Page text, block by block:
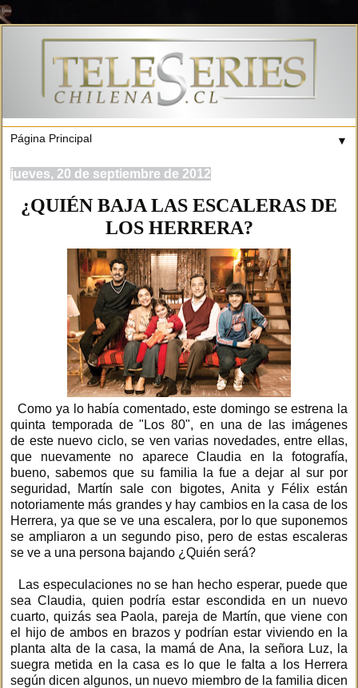
▼
jueves, 20 de septiembre de 2012
¿QUIÉN BAJA LAS ESCALERAS DE
LOS HERRERA?
Como ya lo había comentado, este domingo se estrena la
quinta temporada de "Los 80", en una de las imágenes
de este nuevo ciclo, se ven varias novedades, entre ellas,
que nuevamente no aparece Claudia en la fotografía,
bueno, sabemos que su familia la fue a dejar al sur por
seguridad, Martín sale con bigotes, Anita y Félix están
notoriamente más grandes y hay cambios en la casa de los
Herrera, ya que se ve una escalera, por lo que suponemos
se ampliaron a un segundo piso, pero de estas escaleras
se ve a una persona bajando ¿Quién será?
Las especulaciones no se han hecho esperar, puede que
sea Claudia, quien podría estar escondida en un nuevo
cuarto, quizás sea Paola, pareja de Martín, que viene con
el hijo de ambos en brazos y podrían estar viviendo en la
planta alta de la casa, la mamá de Ana, la señora Luz, la
suegra metida en la casa es lo que le falta a los Herrera
según dicen algunos, un nuevo miembro de la familia dicen